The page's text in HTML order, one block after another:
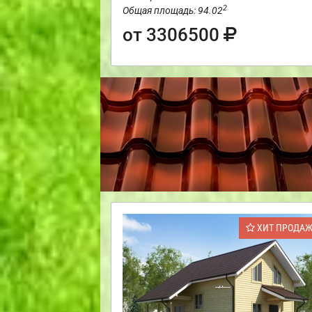
Общая площадь: 94.022
от 3306500
ХИТ ПРОДАЖ